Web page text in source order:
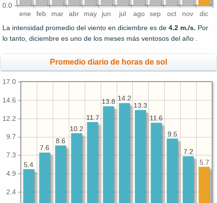
ene feb mar abr may jun jul ago sep oct nov dic
0.0
La intensidad promedio del viento en diciembre es de 4.2 m./s. Por
lo tanto, diciembre es uno de los meses más ventosos del año .
Promedio diario de horas de sol
2.4
4.9
7.3
9.7
12.2
14.6
17.0
7.2
9.5
11.6
13.3
14.2
13.8
11.7
10.2
8.6
7.6
5.4 5.7
7.2
9.5
11.6
13.3
14.2
13.8
11.7
10.2
8.6
7.6
5.4